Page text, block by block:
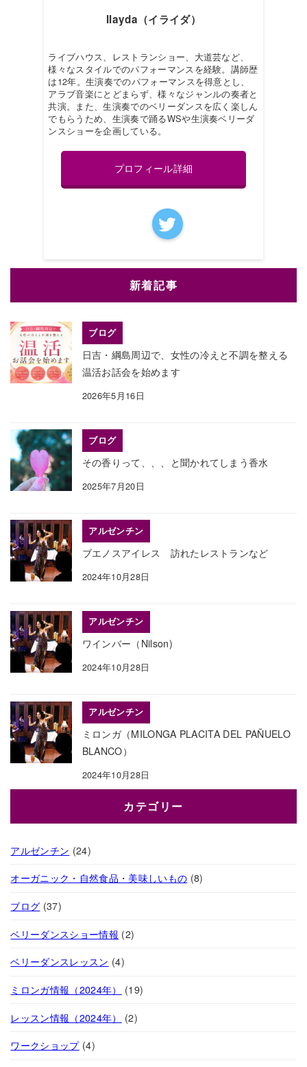
Ilayda（イライダ）
ライブハウス、レストランショー、大道芸など、
様々なスタイルでのパフォーマンスを経験。講師歴
は12年。生演奏でのパフォーマンスを得意とし、
アラブ音楽にとどまらず、様々なジャンルの奏者と
共演。また、生演奏でのベリーダンスを広く楽しん
でもらうため、生演奏で踊るWSや生演奏ベリーダ
ンスショーを企画している。
プロフィール詳細
新着記事
ブログ
日吉・綱島周辺で、女性の冷えと不調を整える
温活お話会を始めます
2026年5月16日
ブログ
その香りって、、、と聞かれてしまう香水
2025年7月20日
アルゼンチン
ブエノスアイレス 訪れたレストランなど
2024年10月28日
アルゼンチン
ワインバー（Nilson)
2024年10月28日
アルゼンチン
ミロンガ（MILONGA PLACITA DEL PAÑUELO
BLANCO）
2024年10月28日
カテゴリー
アルゼンチン (24)
オーガニック・自然食品・美味しいもの (8)
ブログ (37)
ベリーダンスショー情報 (2)
ベリーダンスレッスン (4)
ミロンガ情報（2024年） (19)
レッスン情報（2024年） (2)
ワークショップ(4)